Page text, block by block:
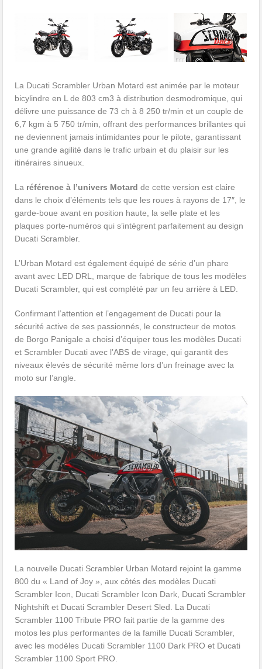
La Ducati Scrambler Urban Motard est animée par le moteur
bicylindre en L de 803 cm3 à distribution desmodromique, qui
délivre une puissance de 73 ch à 8 250 tr/min et un couple de
6,7 kgm à 5 750 tr/min, offrant des performances brillantes qui
ne deviennent jamais intimidantes pour le pilote, garantissant
une grande agilité dans le trafic urbain et du plaisir sur les
itinéraires sinueux.
La référence à l’univers Motard de cette version est claire
dans le choix d’éléments tels que les roues à rayons de 17″, le
garde-boue avant en position haute, la selle plate et les
plaques porte-numéros qui s’intègrent parfaitement au design
Ducati Scrambler.
L’Urban Motard est également équipé de série d’un phare
avant avec LED DRL, marque de fabrique de tous les modèles
Ducati Scrambler, qui est complété par un feu arrière à LED.
Confirmant l’attention et l’engagement de Ducati pour la
sécurité active de ses passionnés, le constructeur de motos
de Borgo Panigale a choisi d’équiper tous les modèles Ducati
et Scrambler Ducati avec l’ABS de virage, qui garantit des
niveaux élevés de sécurité même lors d’un freinage avec la
moto sur l’angle.
La nouvelle Ducati Scrambler Urban Motard rejoint la gamme
800 du « Land of Joy », aux côtés des modèles Ducati
Scrambler Icon, Ducati Scrambler Icon Dark, Ducati Scrambler
Nightshift et Ducati Scrambler Desert Sled. La Ducati
Scrambler 1100 Tribute PRO fait partie de la gamme des
motos les plus performantes de la famille Ducati Scrambler,
avec les modèles Ducati Scrambler 1100 Dark PRO et Ducati
Scrambler 1100 Sport PRO.